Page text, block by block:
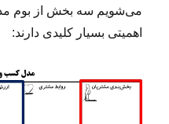
می‌شویم سه بخش از بوم
اهمیتی بسیار کلیدی دارند: